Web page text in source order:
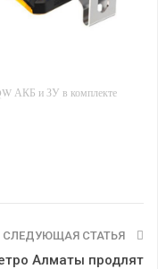
АКБ и ЗУ в комплекте
СЛЕДУЮЩАЯ СТАТЬЯ
Алматы продлят